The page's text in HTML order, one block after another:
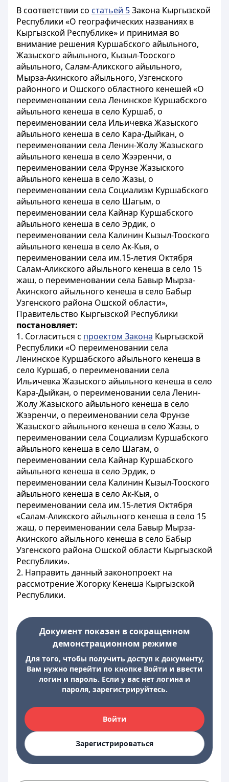
В соответствии со статьей 5Закона Кыргызской
Республики «О географических названиях в
Кыргызской Республике» и принимая во
внимание решения Куршабского айыльного,
Жазыского айыльного, Кызыл-Тооского
айыльного, Салам-Аликского айыльного,
Мырза-Акинского айыльного, Узгенского
районного и Ошского областного кенешей «О
переименовании села Ленинское Куршабского
айыльного кенеша в село Куршаб, о
переименовании села Ильичевка Жазыского
айыльного кенеша в село Кара-Дыйкан, о
переименовании села Ленин-Жолу Жазыского
айыльного кенеша в село Жээренчи, о
переименовании села Фрунзе Жазыского
айыльного кенеша в село Жазы, о
переименовании села Социализм Куршабского
айыльного кенеша в село Шагым, о
переименовании села Кайнар Куршабского
айыльного кенеша в село Эрдик, о
переименовании села Калинин Кызыл-Тооского
айыльного кенеша в село Ак-Кыя, о
переименовании села им.15-летия Октября
Салам-Аликского айыльного кенеша в село 15
жаш, о переименовании села Бавыр Мырза-
Акинского айыльного кенеша в село Бабыр
Узгенского района Ошской области»,
Правительство Кыргызской Республики
постановляет:
1. Согласиться с проектом Закона Кыргызской
Республики «О переименовании села
Ленинское Куршабского айыльного кенеша в
село Куршаб, о переименовании села
Ильичевка Жазыского айыльного кенеша в село
Кара-Дыйкан, о переименовании села Ленин-
Жолу Жазыского айыльного кенеша в село
Жээренчи, о переименовании села Фрунзе
Жазыского айыльного кенеша в село Жазы, о
переименовании села Социализм Куршабского
айыльного кенеша в село Шагам, о
переименовании села Кайнар Куршабского
айыльного кенеша в село Эрдик, о
переименовании села Калинин Кызыл-Тооского
айыльного кенеша в село Ак-Кыя, о
переименовании села им.15-летия Октября
«Салам-Аликского айыльного кенеша в село 15
жаш, о переименовании села Бавыр Мырза-
Акинского айыльного кенеша в село Бабыр
Узгенского района Ошской области Кыргызской
Республики».
2. Направить данный законопроект на
рассмотрение Жогорку Кенеша Кыргызской
Республики.
Документ показан в сокращенном
демонстрационном режиме
Для того, чтобы получить доступ к документу,
Вам нужно перейти по кнопке Войти и ввести
логин и пароль. Если у вас нет логина и
пароля, зарегистрируйтесь.
Войти
Зарегистрироваться